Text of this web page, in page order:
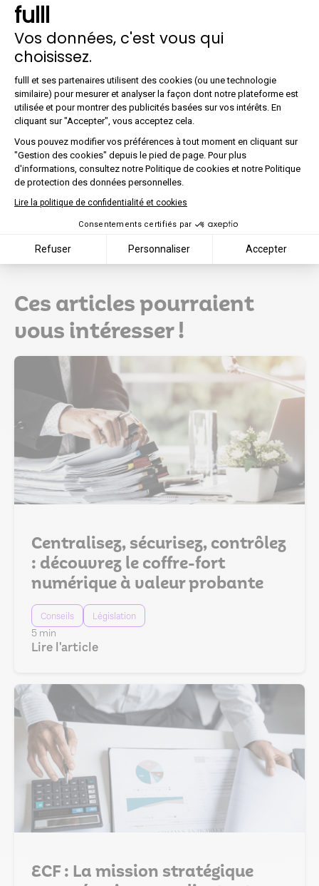
fulll
Vos données, c'est vous qui
choisissez.
Plateforme de Gestion du
fulll et ses partenaires utilisent des cookies (ou une technologie
similaire) pour mesurer et analyser la façon dont notre plateforme est
utilisée et pour montrer des publicités basées sur vos intérêts. En
cliquant sur "Accepter", vous acceptez cela.
Vous pouvez modifier vos préférences à tout moment en cliquant sur
"Gestion des cookies" depuis le pied de page. Pour plus
d'informations, consultez notre Politique de cookies et notre Politique
de protection des données personnelles.
Lire la politique de confidentialité et cookies
Consentements certifiés par
Refuser Personnaliser Accepter
Axeptio consent
Profitez d'un outil complet
avec fulll !
Faites le choix d'une solution tout-en-un pour
une gestion optimale de votre cabinet.
Organiser une démo
Être rappelé
Ces articles pourraient
vous intéresser !
Centralisez, sécurisez, contrôlez
: découvrez le coffre-fort
numérique à valeur probante
Conseils Législation
5 min
Lire l'article
ECF : La mission stratégique